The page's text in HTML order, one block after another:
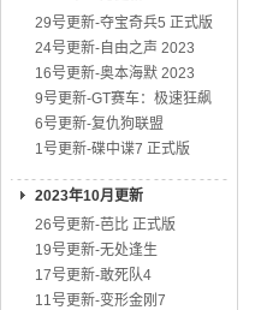
29号更新-夺宝奇兵5 正式版
24号更新-自由之声 2023
16号更新-奥本海默 2023
9号更新-GT赛车：极速狂飙
6号更新-复仇狗联盟
1号更新-碟中谍7 正式版
2023年10月更新
26号更新-芭比 正式版
19号更新-无处逢生
17号更新-敢死队4
11号更新-变形金刚7